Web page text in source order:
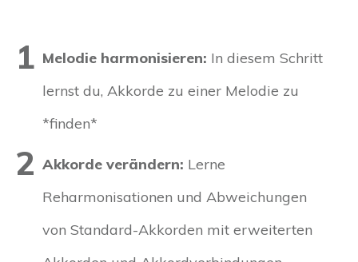
1 Melodie harmonisieren: In diesem Schritt
lernst du, Akkorde zu einer Melodie zu
*finden*
2 Akkorde verändern: Lerne
Reharmonisationen und Abweichungen
von Standard-Akkorden mit erweiterten